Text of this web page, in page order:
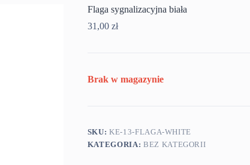
Flaga sygnalizacyjna biała
31,00 zł
Brak w magazynie
SKU:KE-13-FLAGA-WHITE
KATEGORIA: BEZ KATEGORII